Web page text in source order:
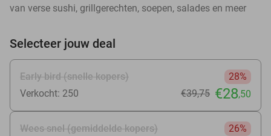
van verse sushi, grillgerechten, soepen, salades en meer
Selecteer jouw deal
Early bird (snelle kopers)
28%
Verkocht: 250
€39,75 €28,50
Wees snel (gemiddelde kopers)
26%